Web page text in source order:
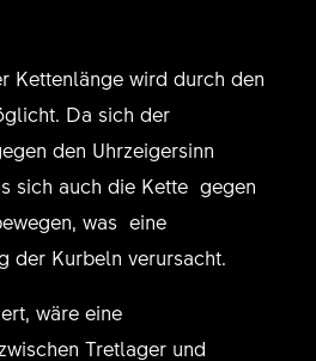
Kettenlänge wird durch den
Da sich der
den Uhrzeigersinn
sich auch die Kette gegen
was eine
der Kurbeln verursacht.
wäre eine
Tretlager und